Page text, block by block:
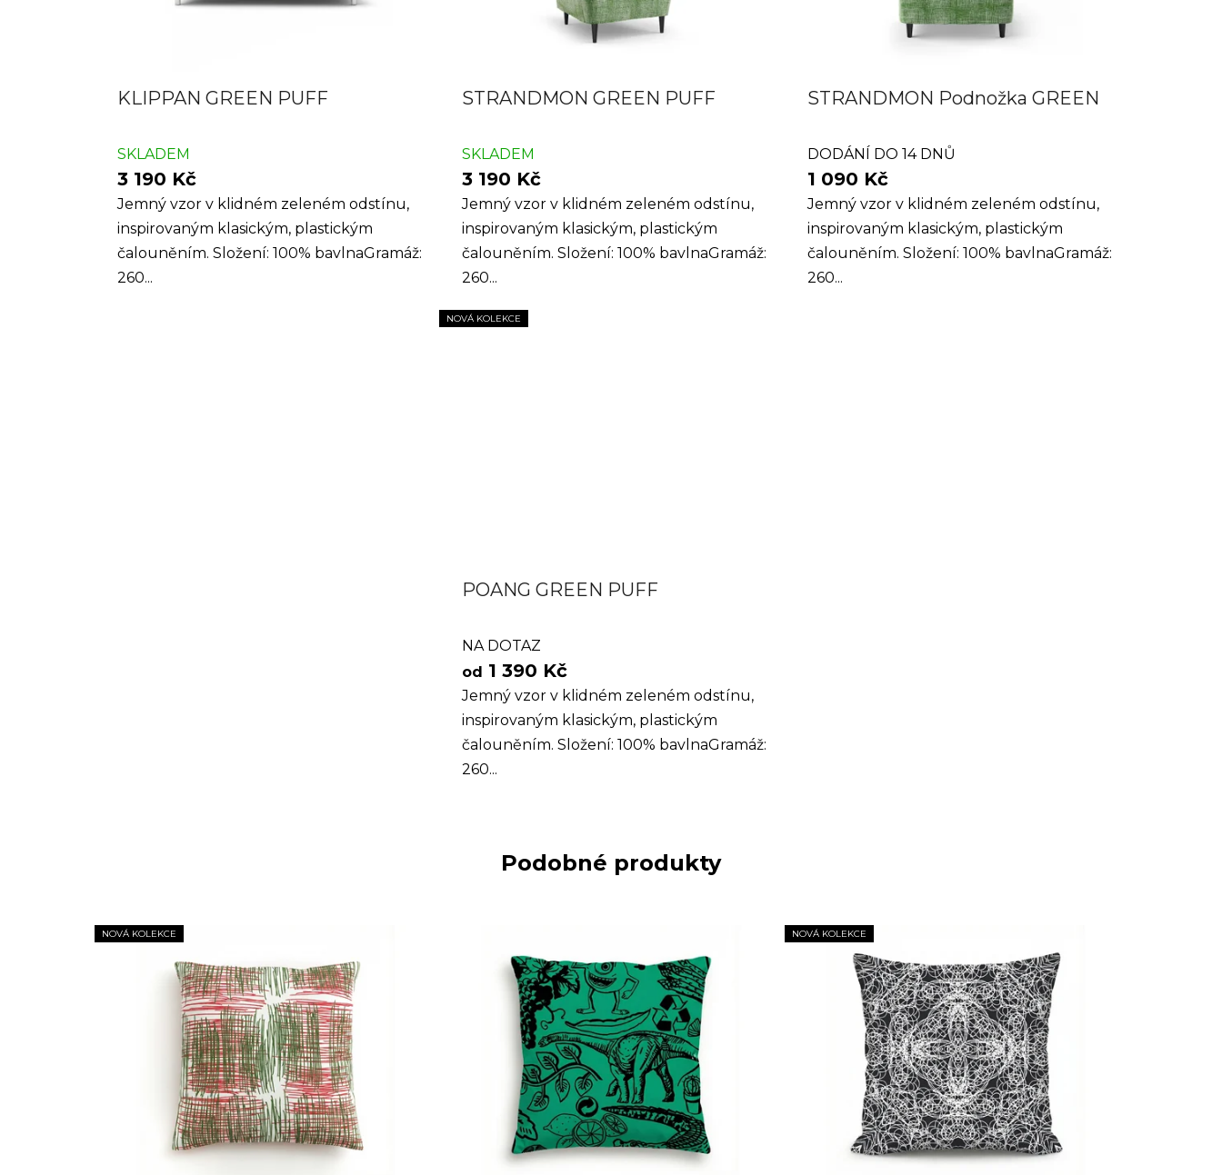
KLIPPAN GREEN PUFF
SKLADEM
3 190 Kč
Jemný vzor v klidném zeleném odstínu,
inspirovaným klasickým, plastickým
čalouněním. Složení: 100% bavlnaGramáž:
260...
STRANDMON GREEN PUFF
SKLADEM
3 190 Kč
Jemný vzor v klidném zeleném odstínu,
inspirovaným klasickým, plastickým
čalouněním. Složení: 100% bavlnaGramáž:
260...
STRANDMON Podnožka GREEN
DODÁNÍ DO 14 DNŮ
1 090 Kč
Jemný vzor v klidném zeleném odstínu,
inspirovaným klasickým, plastickým
čalouněním. Složení: 100% bavlnaGramáž:
260...
NOVÁ KOLEKCE
POANG GREEN PUFF
NA DOTAZ
od 1 390 Kč
Jemný vzor v klidném zeleném odstínu,
inspirovaným klasickým, plastickým
čalouněním. Složení: 100% bavlnaGramáž:
260...
Podobné produkty
NOVÁ KOLEKCE NOVÁ KOLEKCE